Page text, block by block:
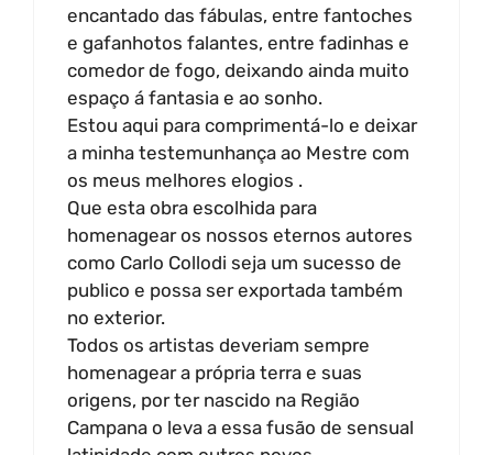
encantado das fábulas, entre fantoches
e gafanhotos falantes, entre fadinhas e
comedor de fogo, deixando ainda muito
espaço á fantasia e ao sonho.
Estou aqui para comprimentá-lo e deixar
a minha testemunhança ao Mestre com
os meus melhores elogios .
Que esta obra escolhida para
homenagear os nossos eternos autores
como Carlo Collodi seja um sucesso de
publico e possa ser exportada também
no exterior.
Todos os artistas deveriam sempre
homenagear a própria terra e suas
origens, por ter nascido na Região
Campana o leva a essa fusão de sensual